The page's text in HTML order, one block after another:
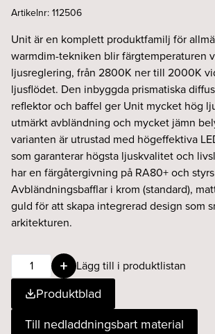
Artikelnr:112506
Unit är en komplett produktfamilj för
warmdim-tekniken blir färgtemperaturen
ljusreglering, från 2800K ner till 2000K
ljusflödet. Den inbyggda prismatiska
reflektor och baffel ger Unit mycket hög
utmärkt avbländning och mycket jämn
varianten är utrustad med högeffektiva
som garanterar högsta ljuskvalitet och
har en färgåtergivning på RA80+ och
Avbländningsbafflar i krom (standard),
guld för att skapa integrerad design som
arkitekturen.
Unit
riktbar
6W
36°
Lägg till i produktlistan
Produktblad
Till nedladdningsbart material